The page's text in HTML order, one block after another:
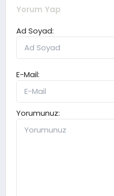
Yorum Yap
Ad Soyad:
E-Mail:
Yorumunuz: